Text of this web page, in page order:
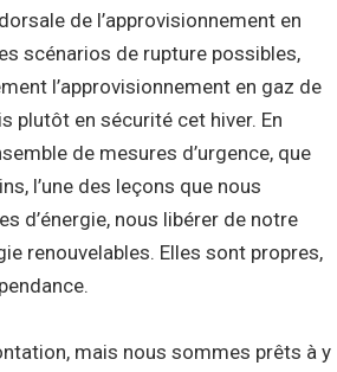
de l’approvisionnement en
scénarios de rupture possibles,
l’approvisionnement en gaz de
plutôt en sécurité cet hiver. En
de mesures d’urgence, que
l’une des leçons que nous
d’énergie, nous libérer de notre
renouvelables. Elles sont propres,
mais nous sommes prêts à y